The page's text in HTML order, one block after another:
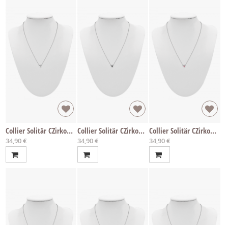
Collier Solitär CZirkon weiss
34,90 €
Collier Solitär CZirkon schwarz
34,90 €
Collier Solitär CZirkon pink
34,90 €